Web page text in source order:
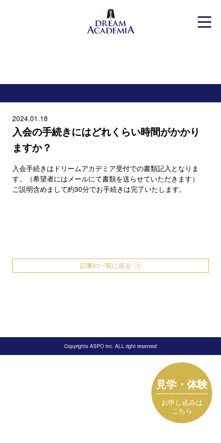
: Undefined variable $home in
/home/xs333721/dreaca.jp/public_html/cms/wp-
content/themes/dreamAcademia/header.php
Dream Academia メニ
2024.01.18
入会の手続きにはどれくらい時間がかかり
ますか？
入会手続きはドリームアカデミア受付での書類記入となりま
す。（希望者にはメールにて書類を送らせていただきます）
ご説明含めまして約30分でお手続きは完了いたします。
記事の一覧に戻る
見学・体験
お申し込みは
こちら
Copyrights ASPO inc. ALL right reserved